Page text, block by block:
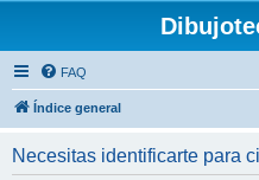
FAQ
Índice general
Necesitas identificarte para